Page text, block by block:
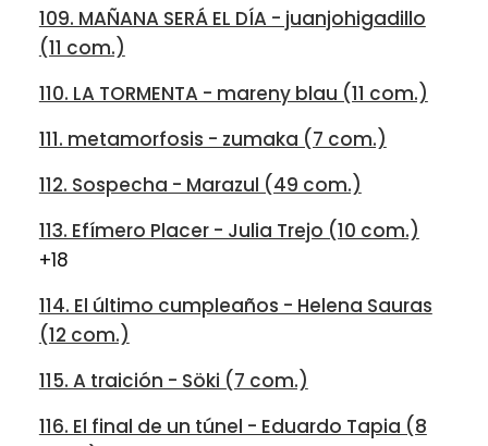
109. MAÑANA SERÁ EL DÍA - juanjohigadillo
(11 com.)
110. LA TORMENTA - mareny blau (11 com.)
111. metamorfosis - zumaka (7 com.)
112. Sospecha - Marazul (49 com.)
113. Efímero Placer - Julia Trejo (10 com.)
+18
114. El último cumpleaños - Helena Sauras
(12 com.)
115. A traición - Söki (7 com.)
116. El final de un túnel - Eduardo Tapia (8